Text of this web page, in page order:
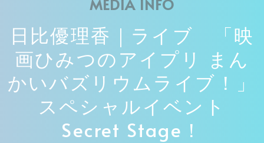
MEDIA INFO
日比優理香｜ライブ 「映
画ひみつのアイプリ まん
かいバズリウムライブ！」
スペシャルイベント
Secret Stage！